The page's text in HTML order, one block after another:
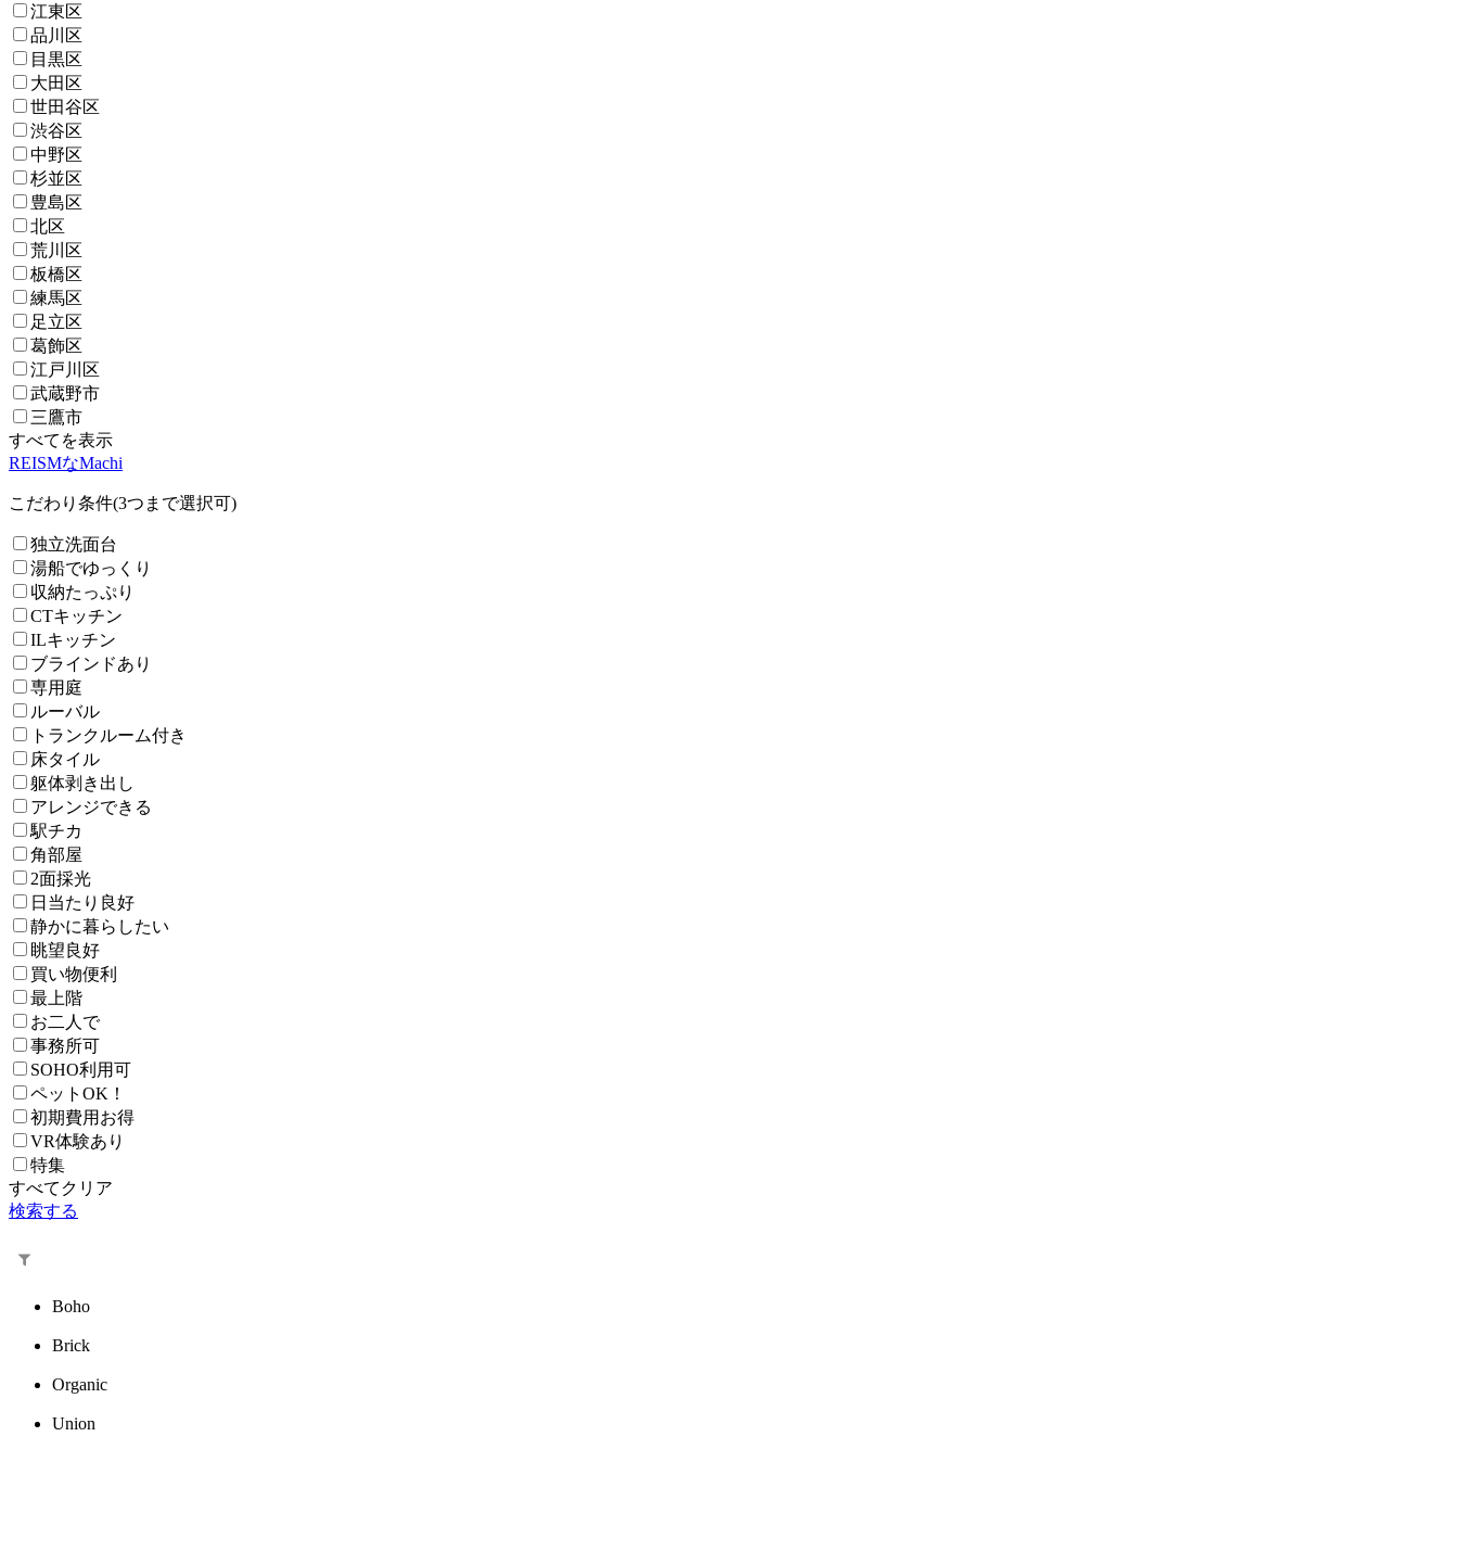
江東区
品川区
目黒区
大田区
世田谷区
渋谷区
中野区
杉並区
豊島区
北区
荒川区
板橋区
練馬区
足立区
葛飾区
江戸川区
武蔵野市
三鷹市
すべてを表示
REISMなMachi
こだわり条件(3つまで選択可)
独立洗面台
湯船でゆっくり
収納たっぷり
CTキッチン
ILキッチン
ブラインドあり
専用庭
ルーバル
トランクルーム付き
床タイル
躯体剥き出し
アレンジできる
駅チカ
角部屋
2面採光
日当たり良好
静かに暮らしたい
眺望良好
買い物便利
最上階
お二人で
事務所可
SOHO利用可
ペットOK！
初期費用お得
VR体験あり
特集
すべてクリア
検索する
Boho
Brick
Organic
Union